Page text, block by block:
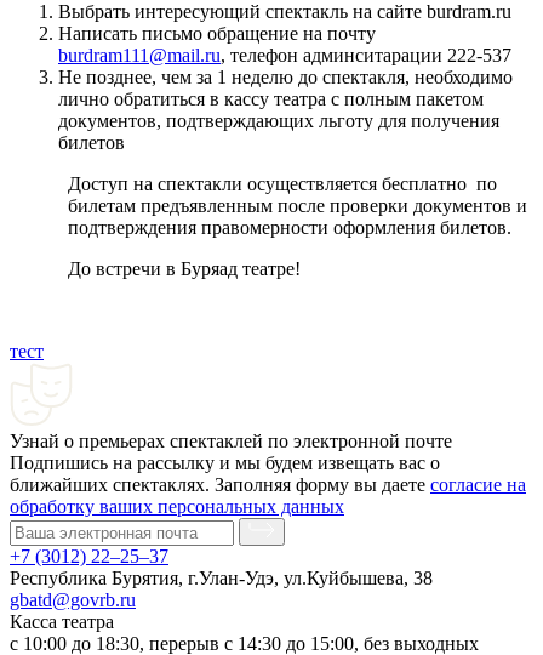
Выбрать интересующий спектакль на сайте burdram.ru
Написать письмо обращение на почту
burdram111@mail.ru, телефон админситарации 222-537
Не позднее, чем за 1 неделю до спектакля, необходимо
лично обратиться в кассу театра с полным пакетом
документов, подтверждающих льготу для получения
билетов
Доступ на спектакли осуществляется бесплатно по
билетам предъявленным после проверки документов и
подтверждения правомерности оформления билетов.
До встречи в Буряад театре!
тест
Узнай о премьерах спектаклей по электронной почте
Подпишись на рассылку и мы будем извещать вас о
ближайших спектаклях. Заполняя форму вы даете согласие на
обработку ваших персональных данных
+7 (3012) 22–25–37
Республика Бурятия, г.Улан-Удэ, ул.Куйбышева, 38
gbatd@govrb.ru
Касса театра
с 10:00 до 18:30, перерыв с 14:30 до 15:00, без выходных